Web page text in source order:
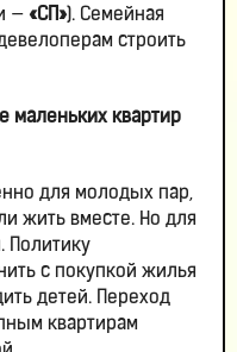
— «СП»). Семейная
строить
маленьких квартир
для молодых пар,
жить вместе. Но для
Политику
с покупкой жилья
детей. Переход
квартирам